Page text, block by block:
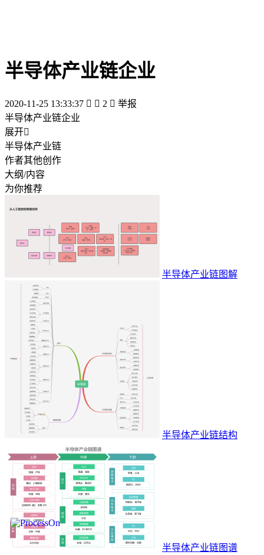
半导体产业链企业
2020-11-25 13:33:37   2  举报
半导体产业链企业
展开
半导体产业链
作者其他创作
大纲/内容
为你推荐
半导体产业链图解
半导体产业链结构
半导体产业链图谱